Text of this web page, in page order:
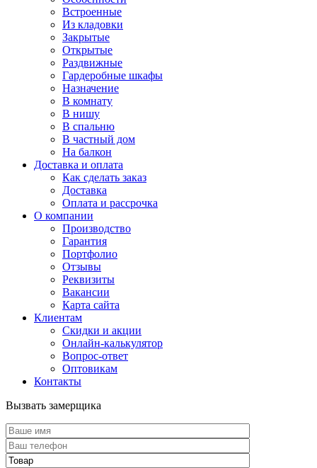
Встроенные
Из кладовки
Закрытые
Открытые
Раздвижные
Гардеробные шкафы
Назначение
В комнату
В нишу
В спальню
В частный дом
На балкон
Доставка и оплата
Как сделать заказ
Доставка
Оплата и рассрочка
О компании
Производство
Гарантия
Портфолио
Отзывы
Реквизиты
Вакансии
Карта сайта
Клиентам
Скидки и акции
Онлайн-калькулятор
Вопрос-ответ
Оптовикам
Контакты
Вызвать замерщика